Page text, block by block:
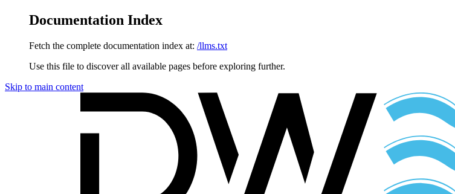
Documentation Index
Fetch the complete documentation index at: /llms.txt
Use this file to discover all available pages before exploring further.
Skip to main content